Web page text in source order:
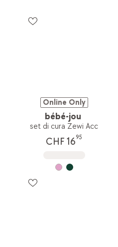
Online Only
bébé-jou
set di cura Zewi Acc
CHF 1695